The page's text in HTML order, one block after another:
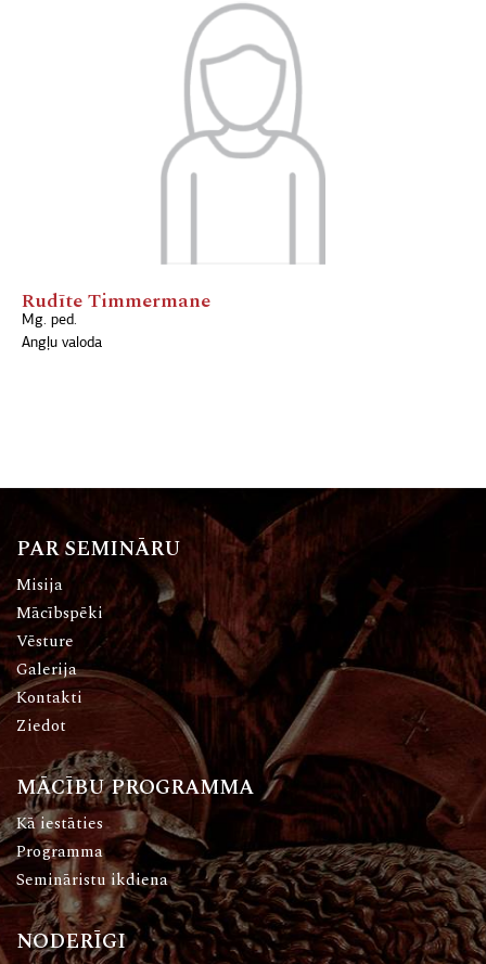
Rudīte Timmermane
Mg. ped.
Angļu valoda
PAR SEMINĀRU
Misija
Mācībspēki
Vēsture
Galerija
Kontakti
Ziedot
MĀCĪBU PROGRAMMA
Kā iestāties
Programma
Semināristu ikdiena
NODERĪGI